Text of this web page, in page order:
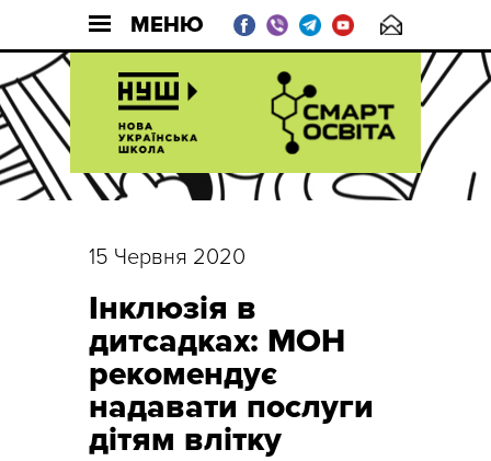
МЕНЮ
15 Червня 2020
Інклюзія в
дитсадках: МОН
рекомендує
надавати послуги
дітям влітку